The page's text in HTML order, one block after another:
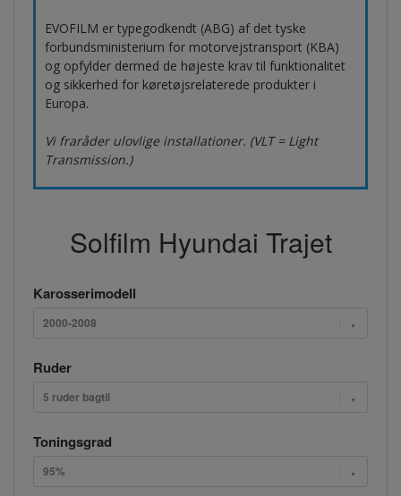
EVOFILM er typegodkendt (ABG) af det tyske
forbundsministerium for motorvejstransport (KBA)
og opfylder dermed de højeste krav til funktionalitet
og sikkerhed for køretøjsrelaterede produkter i
Europa.
Vi fraråder ulovlige installationer. (VLT = Light
Transmission.)
Solfilm Hyundai Trajet
Karosserimodell
2000-2008
Ruder
5 ruder bagtil
Toningsgrad
95%